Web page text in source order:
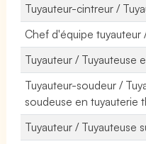
Tuyauteur-cintreur /
Chef d'équipe tuyauteur
Tuyauteur / Tuyauteuse
Tuyauteur-soudeur /
soudeuse en tuyauterie
Tuyauteur / Tuyauteuse